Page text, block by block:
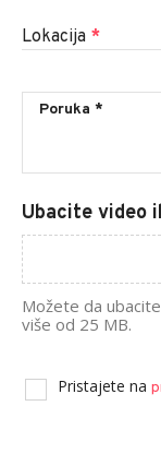
Lokacija *
Ubacite video
Možete da
više od 25 MB.
Pristajete na